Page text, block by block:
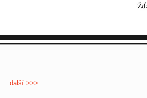
další >>>